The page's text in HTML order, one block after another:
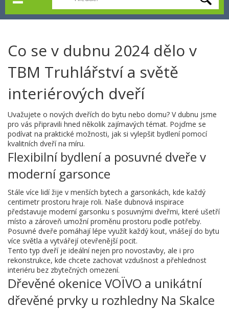
Co se v dubnu 2024 dělo v
TBM Truhlářství a světě
interiérových dveří
Uvažujete o nových dveřích do bytu nebo domu? V dubnu jsme
pro vás připravili hned několik zajímavých témat. Pojďme se
podívat na praktické možnosti, jak si vylepšit bydlení pomocí
kvalitních dveří na míru.
Flexibilní bydlení a posuvné dveře v
moderní garsonce
Stále více lidí žije v menších bytech a garsonkách, kde každý
centimetr prostoru hraje roli. Naše dubnová inspirace
představuje moderní garsonku s posuvnými dveřmi, které ušetří
místo a zároveň umožní proměnu prostoru podle potřeby.
Posuvné dveře pomáhají lépe využít každý kout, vnášejí do bytu
více světla a vytvářejí otevřenější pocit.
Tento typ dveří je ideální nejen pro novostavby, ale i pro
rekonstrukce, kde chcete zachovat vzdušnost a přehlednost
interiéru bez zbytečných omezení.
Dřevěné okenice VOÏVO a unikátní
dřevěné prvky u rozhledny Na Skalce